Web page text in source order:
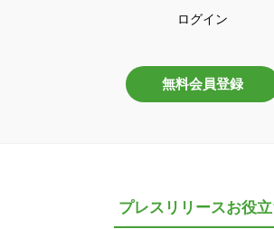
ログイン
無料会員登録
プレスリリースお役